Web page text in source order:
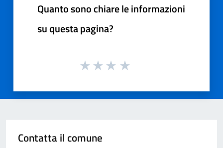
Quanto sono chiare le informazioni
su questa pagina?
Contatta il comune